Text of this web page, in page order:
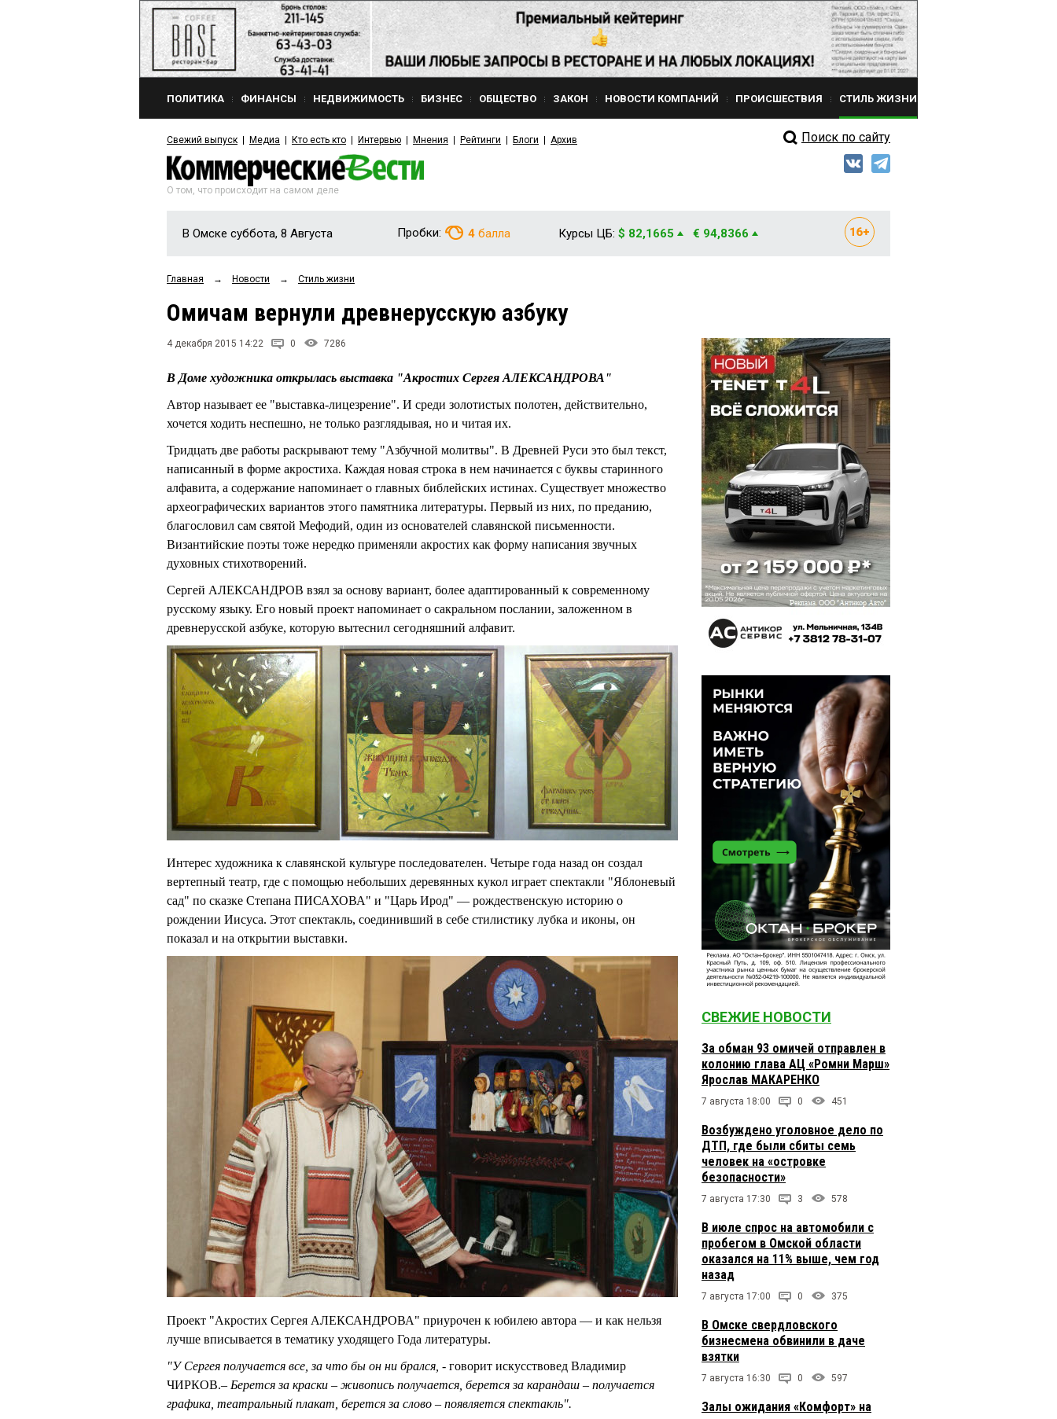
ПОЛИТИКА ФИНАНСЫ НЕДВИЖИМОСТЬ БИЗНЕС ОБЩЕСТВО ЗАКОН НОВОСТИ КОМПАНИЙ ПРОИСШЕСТВИЯ СТИЛЬ ЖИЗНИ
Свежий выпуск Медиа Кто есть кто Интервью Мнения Рейтинги Блоги Архив Поиск по сайту
О том, что происходит на самом деле
В Омске суббота, 8 Августа Пробки: 4 балла Курсы ЦБ: $ 82,1665 € 94,8366
Главная → Новости → Стиль жизни
Омичам вернули древнерусскую азбуку
4 декабря 2015 14:22 0 7286
В Доме художника открылась выставка "Акростих Сергея АЛЕКСАНДРОВА"
Автор называет ее "выставка-лицезрение". И среди золотистых полотен, действительно,
хочется ходить неспешно, не только разглядывая, но и читая их.
Тридцать две работы раскрывают тему "Азбучной молитвы". В Древней Руси это был текст,
написанный в форме акростиха. Каждая новая строка в нем начинается с буквы старинного
алфавита, а содержание напоминает о главных библейских истинах. Существует множество
археографических вариантов этого памятника литературы. Первый из них, по преданию,
благословил сам святой Мефодий, один из основателей славянской письменности.
Византийские поэты тоже нередко применяли акростих как форму написания звучных
духовных стихотворений.
Сергей АЛЕКСАНДРОВ взял за основу вариант, более адаптированный к современному
русскому языку. Его новый проект напоминает о сакральном послании, заложенном в
древнерусской азбуке, которую вытеснил сегодняшний алфавит.
Интерес художника к славянской культуре последователен. Четыре года назад он создал
вертепный театр, где с помощью небольших деревянных кукол играет спектакли "Яблоневый
сад" по сказке Степана ПИСАХОВА" и "Царь Ирод" — рождественскую историю о
рождении Иисуса. Этот спектакль, соединивший в себе стилистику лубка и иконы, он
показал и на открытии выставки.
Проект "Акростих Сергея АЛЕКСАНДРОВА" приурочен к юбилею автора — и как нельзя
лучше вписывается в тематику уходящего Года литературы.
"У Сергея получается все, за что бы он ни брался, - говорит искусствовед Владимир
ЧИРКОВ.– Берется за краски – живопись получается, берется за карандаш – получается
графика, театральный плакат, берется за слово – появляется спектакль".
СВЕЖИЕ НОВОСТИ
За обман 93 омичей отправлен в
колонию глава АЦ «Ромни Марш»
Ярослав МАКАРЕНКО
7 августа 18:00 0 451
Возбуждено уголовное дело по
ДТП, где были сбиты семь
человек на «островке
безопасности»
7 августа 17:30 3 578
В июле спрос на автомобили с
пробегом в Омской области
оказался на 11% выше, чем год
назад
7 августа 17:00 0 375
В Омске свердловского
бизнесмена обвинили в даче
взятки
7 августа 16:30 0 597
Залы ожидания «Комфорт» на